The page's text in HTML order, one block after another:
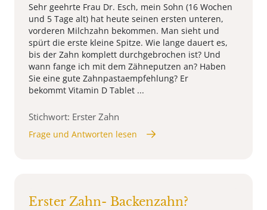
Sehr geehrte Frau Dr. Esch, mein Sohn (16 Wochen
und 5 Tage alt) hat heute seinen ersten unteren,
vorderen Milchzahn bekommen. Man sieht und
spürt die erste kleine Spitze. Wie lange dauert es,
bis der Zahn komplett durchgebrochen ist? Und
wann fange ich mit dem Zähneputzen an? Haben
Sie eine gute Zahnpastaempfehlung? Er
bekommt Vitamin D Tablet ...
Stichwort: Erster Zahn
Frage und Antworten lesen
Erster Zahn- Backenzahn?